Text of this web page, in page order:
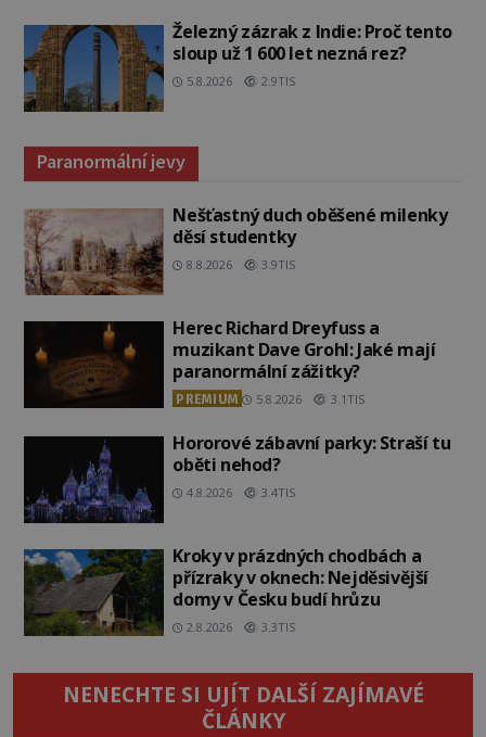
Železný zázrak z Indie: Proč tento
sloup už 1 600 let nezná rez?
5.8.2026 2.9TIS
Paranormální jevy
Nešťastný duch oběšené milenky
děsí studentky
8.8.2026 3.9TIS
Herec Richard Dreyfuss a
muzikant Dave Grohl: Jaké mají
paranormální zážitky?
PREMIUM 5.8.2026 3.1TIS
Hororové zábavní parky: Straší tu
oběti nehod?
4.8.2026 3.4TIS
Kroky v prázdných chodbách a
přízraky v oknech: Nejděsivější
domy v Česku budí hrůzu
2.8.2026 3.3TIS
NENECHTE SI UJÍT DALŠÍ ZAJÍMAVÉ
ČLÁNKY